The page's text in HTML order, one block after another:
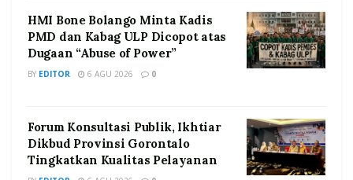
HMI Bone Bolango Minta Kadis
PMD dan Kabag ULP Dicopot atas
Dugaan “Abuse of Power”
BY EDITOR 6 AGU 2026 0
Forum Konsultasi Publik, Ikhtiar
Dikbud Provinsi Gorontalo
Tingkatkan Kualitas Pelayanan